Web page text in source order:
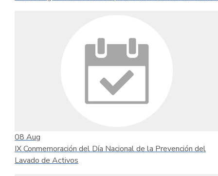
08 Aug
IX Conmemoración del Día Nacional de la Prevención del
Lavado de Activos